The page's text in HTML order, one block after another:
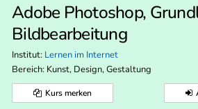
Adobe Photoshop,
Bildbearbeitung
Institut: Lernen im Internet
Bereich: Kunst, Design, Gestaltung
Kurs merken